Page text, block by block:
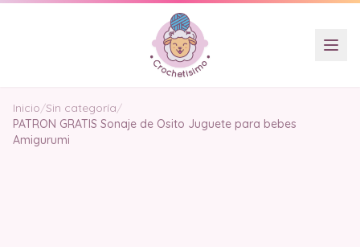
Inicio/Sin categoría/
PATRON GRATIS Sonaje de Osito Juguete para bebes
Amigurumi